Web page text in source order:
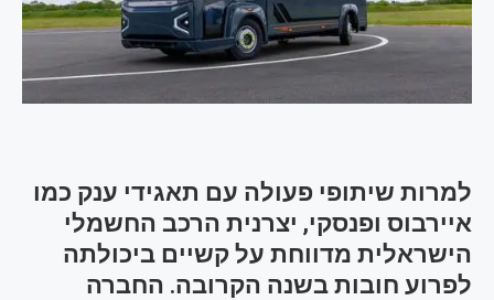
למרות שיתופי פעולה עם תאגידי ענק כמו
איירבוס ופנסקי, יצרנית הרכב החשמלי
הישראלית מדווחת על קשיים ביכולתה
לפרוע חובות בשנה הקרובה. החברה